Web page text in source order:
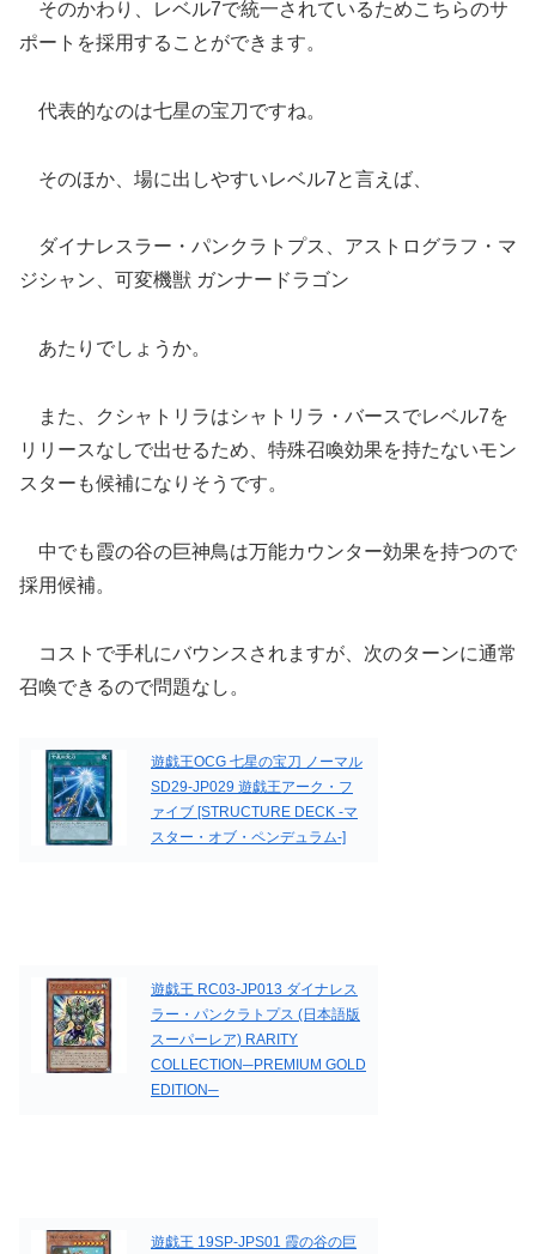
そのかわり、レベル7で統一されているためこちらのサ
ポートを採用することができます。
代表的なのは七星の宝刀ですね。
そのほか、場に出しやすいレベル7と言えば、
ダイナレスラー・パンクラトプス、アストログラフ・マ
ジシャン、可変機獣 ガンナードラゴン
あたりでしょうか。
また、クシャトリラはシャトリラ・バースでレベル7を
リリースなしで出せるため、特殊召喚効果を持たないモン
スターも候補になりそうです。
中でも霞の谷の巨神鳥は万能カウンター効果を持つので
採用候補。
コストで手札にバウンスされますが、次のターンに通常
召喚できるので問題なし。
遊戯王OCG 七星の宝刀 ノーマル
SD29-JP029 遊戯王アーク・フ
ァイブ [STRUCTURE DECK -マ
スター・オブ・ペンデュラム-]
遊戯王 RC03-JP013 ダイナレス
ラー・パンクラトプス (日本語版
スーパーレア) RARITY
COLLECTION─PREMIUM GOLD
EDITION─
遊戯王 19SP-JPS01 霞の谷の巨